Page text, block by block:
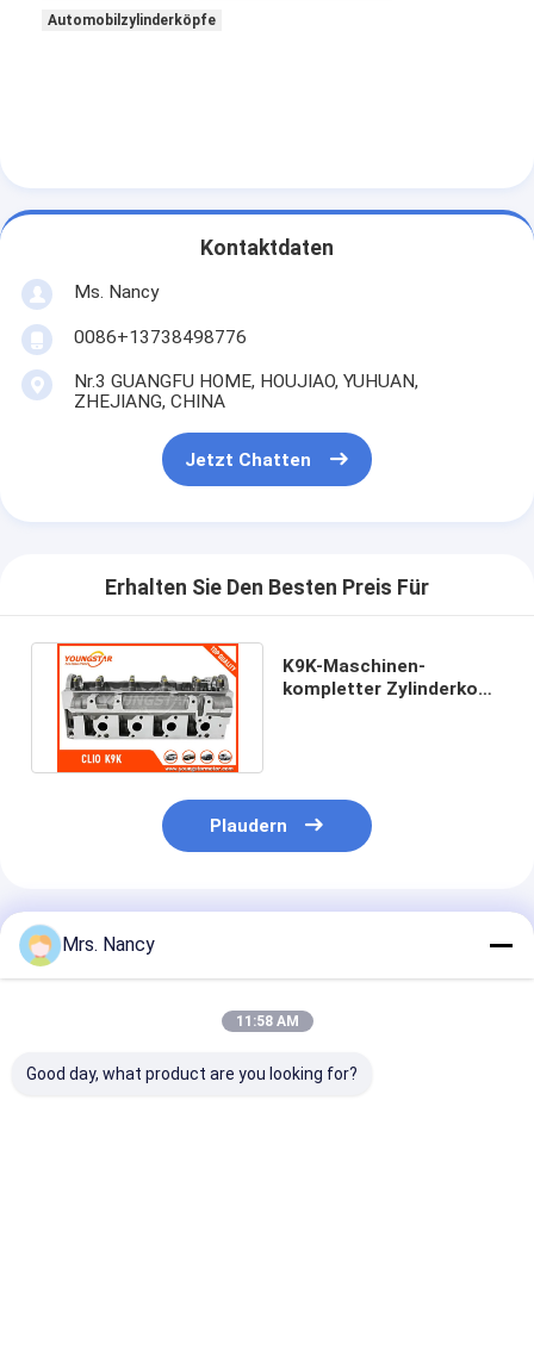
Maschinenkurbelwelle
Maschinen-Nockenwelle
Maschine Pleuelstange
Maschinen-Schwinghebel
Automotor-Ventile
Auto Turbolader
Auto-Lenkpumpe
Kraftfahrzeugmotor-Teile
Motorventil-Klopf
Automobilzylinderköpfe
Kontaktdaten
Ms. Nancy
0086+13738498776
Nr.3 GUANGFU HOME, HOUJIAO, YUHUAN,
ZHEJIANG, CHINA
Jetzt Chatten
Erhalten Sie Den Besten Preis Für
K9K-Maschinen-
kompletter Zylinderkopf
Plaudern
Empfohlene Produkte
Mrs. Nancy
11:58 AM
Good day, what product are you looking for?